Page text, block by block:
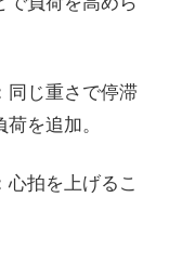
同じ重さで停滞
を追加。
心拍を上げるこ